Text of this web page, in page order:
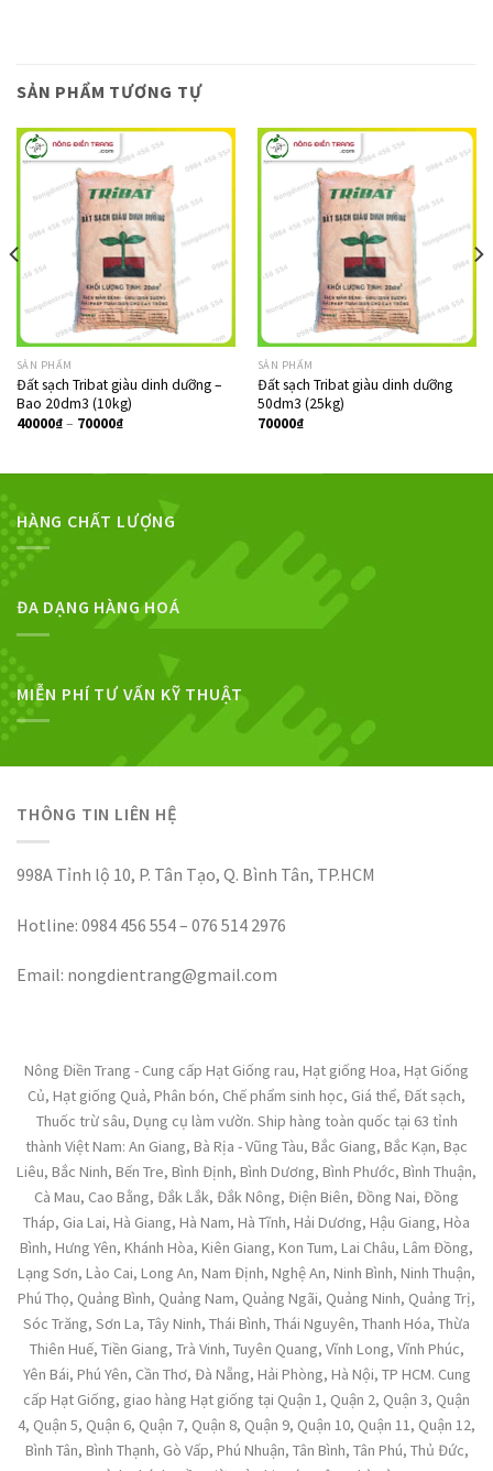
SẢN PHẨM TƯƠNG TỰ
SẢN PHẨM
Đất sạch Tribat giàu dinh dưỡng –
Bao 20dm3 (10kg)
40000₫– 70000₫
SẢN PHẨM
Đất sạch Tribat giàu dinh dưỡng
50dm3 (25kg)
70000₫
HÀNG CHẤT LƯỢNG
ĐA DẠNG HÀNG HOÁ
MIỄN PHÍ TƯ VẤN KỸ THUẬT
THÔNG TIN LIÊN HỆ
998A Tỉnh lộ 10, P. Tân Tạo, Q. Bình Tân, TP.HCM
Hotline: 0984 456 554 – 076 514 2976
Email: nongdientrang@gmail.com
Nông Điền Trang - Cung cấp Hạt Giống rau, Hạt giống Hoa, Hạt Giống
Củ, Hạt giống Quả, Phân bón, Chế phẩm sinh học, Giá thể, Đất sạch,
Thuốc trừ sâu, Dụng cụ làm vườn. Ship hàng toàn quốc tại 63 tỉnh
thành Việt Nam: An Giang, Bà Rịa - Vũng Tàu, Bắc Giang, Bắc Kạn, Bạc
Liêu, Bắc Ninh, Bến Tre, Bình Định, Bình Dương, Bình Phước, Bình Thuận,
Cà Mau, Cao Bằng, Đắk Lắk, Đắk Nông, Điện Biên, Đồng Nai, Đồng
Tháp, Gia Lai, Hà Giang, Hà Nam, Hà Tĩnh, Hải Dương, Hậu Giang, Hòa
Bình, Hưng Yên, Khánh Hòa, Kiên Giang, Kon Tum, Lai Châu, Lâm Đồng,
Lạng Sơn, Lào Cai, Long An, Nam Định, Nghệ An, Ninh Bình, Ninh Thuận,
Phú Thọ, Quảng Bình, Quảng Nam, Quảng Ngãi, Quảng Ninh, Quảng Trị,
Sóc Trăng, Sơn La, Tây Ninh, Thái Bình, Thái Nguyên, Thanh Hóa, Thừa
Thiên Huế, Tiền Giang, Trà Vinh, Tuyên Quang, Vĩnh Long, Vĩnh Phúc,
Yên Bái, Phú Yên, Cần Thơ, Đà Nẵng, Hải Phòng, Hà Nội, TP HCM. Cung
cấp Hạt Giống, giao hàng Hạt giống tại Quận 1, Quận 2, Quận 3, Quận
4, Quận 5, Quận 6, Quận 7, Quận 8, Quận 9, Quận 10, Quận 11, Quận 12,
Bình Tân, Bình Thạnh, Gò Vấp, Phú Nhuận, Tân Bình, Tân Phú, Thủ Đức,